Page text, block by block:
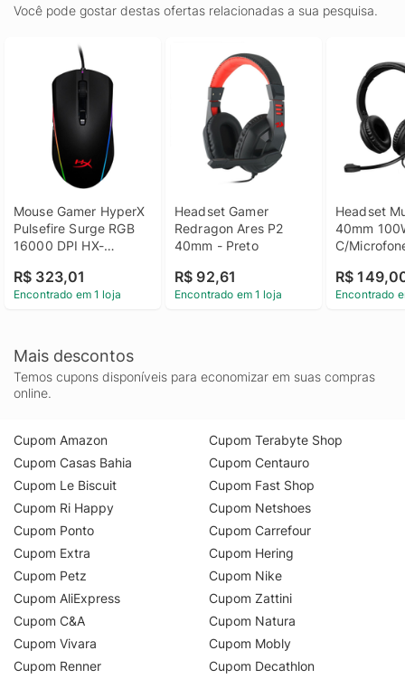
Você pode gostar destas ofertas relacionadas a sua pesquisa.
Mouse Gamer HyperX
Pulsefire Surge RGB
16000 DPI HX-
R$ 323,01
Encontrado em 1 loja
Headset Gamer
Redragon Ares P2
40mm - Preto
R$ 92,61
Encontrado em 1 loja
Headset
40mm
C/
R$
Encontrado
Mais descontos
Temos cupons disponíveis para economizar em suas compras
online.
Cupom Amazon
Cupom Casas Bahia
Cupom Le Biscuit
Cupom Ri Happy
Cupom Ponto
Cupom Extra
Cupom Petz
Cupom AliExpress
Cupom C&A
Cupom Vivara
Cupom Renner
Cupom Terabyte Shop
Cupom Centauro
Cupom Fast Shop
Cupom Netshoes
Cupom Carrefour
Cupom Hering
Cupom Nike
Cupom Zattini
Cupom Natura
Cupom Mobly
Cupom Decathlon